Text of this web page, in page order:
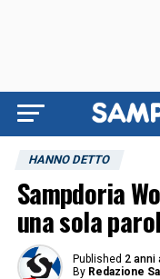
HANNO DETTO
Sampdoria
una sola
Published 2 anni
By Redazione